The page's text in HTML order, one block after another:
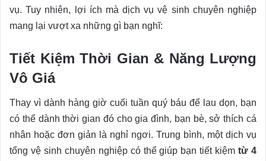
vụ. Tuy nhiên, lợi ích mà dịch vụ vệ sinh chuyên nghiệp
mang lại vượt xa những gì bạn nghĩ:
Tiết Kiệm Thời Gian & Năng Lượng
Vô Giá
Thay vì dành hàng giờ cuối tuần quý báu để lau dọn, bạn
có thể dành thời gian đó cho gia đình, bạn bè, sở thích cá
nhân hoặc đơn giản là nghỉ ngơi. Trung bình, một dịch vụ
tổng vệ sinh chuyên nghiệp có thể giúp bạn tiết kiệmtừ 4